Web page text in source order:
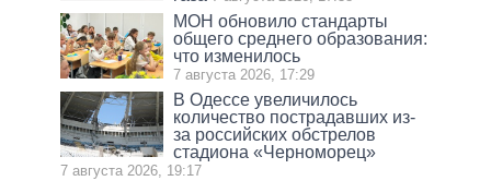
МОН обновило стандарты
общего среднего образования:
что изменилось
7 августа 2026, 17:29
В Одессе увеличилось
количество пострадавших из-
за российских обстрелов
стадиона «Черноморец»
7 августа 2026, 19:17